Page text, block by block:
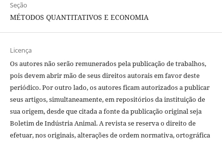
Seção
MÉTODOS QUANTITATIVOS E ECONOMIA
Licença
Os autores não serão remunerados pela publicação de trabalhos,
pois devem abrir mão de seus direitos autorais em favor deste
periódico. Por outro lado, os autores ficam autorizados a publicar
seus artigos, simultaneamente, em repositórios da instituição de
sua origem, desde que citada a fonte da publicação original seja
Boletim de Indústria Animal. A revista se reserva o direito de
efetuar, nos originais, alterações de ordem normativa, ortográfica